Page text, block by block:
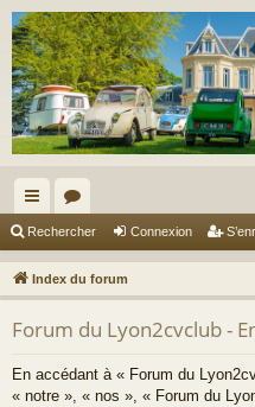
cc
ès
ra
pi
de
or
u
m
s
Rechercher Connexion
Index du forum
Forum du Lyon2cvclub -
En accédant à « Forum du
« notre », « nos », « Forum du